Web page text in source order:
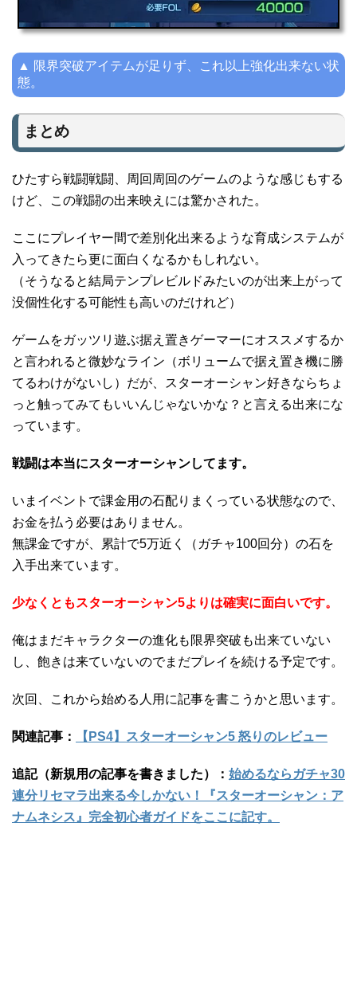
▲ 限界突破アイテムが足りず、これ以上強化出来ない状
態。
まとめ
ひたすら戦闘戦闘、周回周回のゲームのような感じもする
けど、この戦闘の出来映えには驚かされた。
ここにプレイヤー間で差別化出来るような育成システムが
入ってきたら更に面白くなるかもしれない。
（そうなると結局テンプレビルドみたいのが出来上がって
没個性化する可能性も高いのだけれど）
ゲームをガッツリ遊ぶ据え置きゲーマーにオススメするか
と言われると微妙なライン（ボリュームで据え置き機に勝
てるわけがないし）だが、スターオーシャン好きならちょ
っと触ってみてもいいんじゃないかな？と言える出来にな
っています。
戦闘は本当にスターオーシャンしてます。
いまイベントで課金用の石配りまくっている状態なので、
お金を払う必要はありません。
無課金ですが、累計で5万近く（ガチャ100回分）の石を
入手出来ています。
少なくともスターオーシャン5よりは確実に面白いです。
俺はまだキャラクターの進化も限界突破も出来ていない
し、飽きは来ていないのでまだプレイを続ける予定です。
次回、これから始める人用に記事を書こうかと思います。
関連記事： 【PS4】スターオーシャン5 怒りのレビュー
追記（新規用の記事を書きました）： 始めるならガチャ30
連分リセマラ出来る今しかない！『スターオーシャン：ア
ナムネシス』完全初心者ガイドをここに記す。